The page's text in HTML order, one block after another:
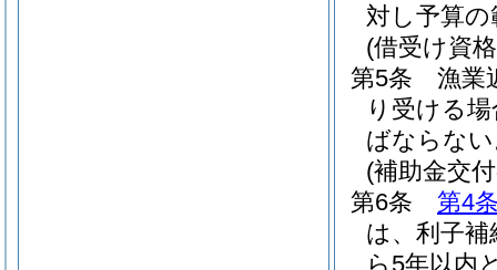
対し予算
(借受け資
第5条
漁業
り受ける
ばならな
(補助金交
第6条
第4
は、利子
ら5年以内